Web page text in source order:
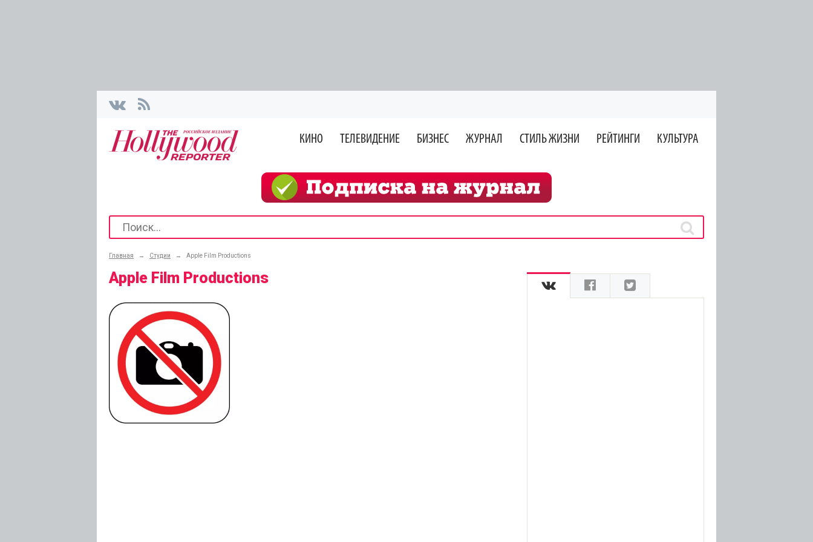
КИНО ТЕЛЕВИДЕНИЕ БИЗНЕС ЖУРНАЛ СТИЛЬ ЖИЗНИ РЕЙТИНГИ КУЛЬТУРА
Главная → Студии → Apple Film Productions
Apple Film Productions